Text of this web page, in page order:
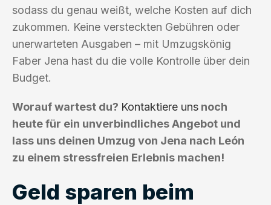
sodass du genau weißt, welche Kosten auf dich
zukommen. Keine versteckten Gebühren oder
unerwarteten Ausgaben – mit Umzugskönig
Faber Jena hast du die volle Kontrolle über dein
Budget.
Worauf wartest du? Kontaktiere uns noch
heute für ein unverbindliches Angebot und
lass uns deinen Umzug von Jena nach León
zu einem stressfreien Erlebnis machen!
Geld sparen beim